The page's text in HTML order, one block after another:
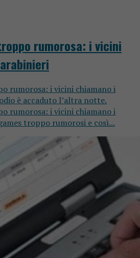
rumorosa: i vicini
rumorosa: i vicini chiamano i
è accaduto l’altra notte.
rumorosa: i vicini chiamano i
troppo rumorosi e così...